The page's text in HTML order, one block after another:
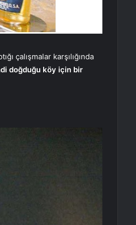
çalışmalar karşılığında
doğduğu köy için bir